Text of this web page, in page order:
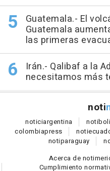
Guatemala.- El
Guatemala
las primeras
Irán.- Qalibaf a la
necesitamos más
noti
noticiargentina noti
colombiapress noti
notiparaguay
Acerca de
Cumplimiento